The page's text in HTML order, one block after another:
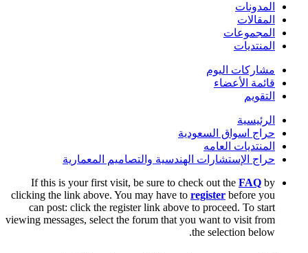
المدونات
المقالات
المجموعات
المنتديات
مشاركات اليوم
قائمة الأعضاء
التقويم
الرئيسية
حراج اسواق السعودية
المنتديات العامه
حراج الإستشارات الهندسية والتصاميم المعمارية
If this is your first visit, be sure to check out the FAQ by
clicking the link above. You may have to register before you
can post: click the register link above to proceed. To start
viewing messages, select the forum that you want to visit from
the selection below.